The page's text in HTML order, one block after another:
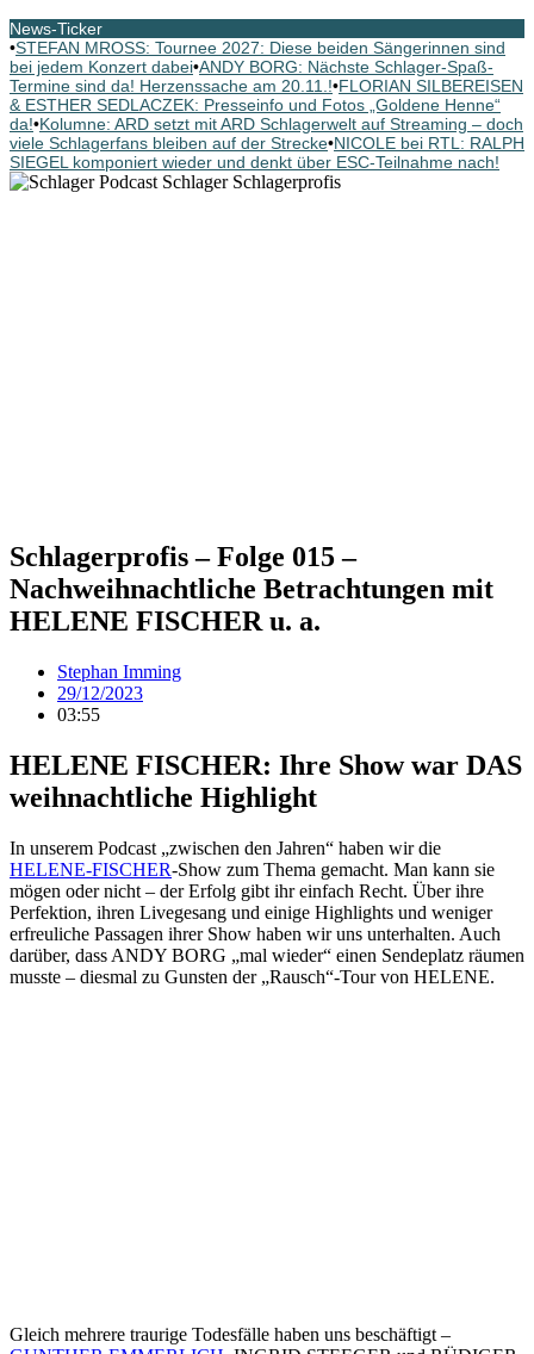
News-Ticker
•STEFAN MROSS: Tournee 2027: Diese beiden Sängerinnen sind
bei jedem Konzert dabei•ANDY BORG: Nächste Schlager-Spaß-
Termine sind da! Herzenssache am 20.11.!•FLORIAN SILBEREISEN
& ESTHER SEDLACZEK: Presseinfo und Fotos „Goldene Henne“
da!•Kolumne: ARD setzt mit ARD Schlagerwelt auf Streaming – doch
viele Schlagerfans bleiben auf der Strecke•NICOLE bei RTL: RALPH
SIEGEL komponiert wieder und denkt über ESC-Teilnahme nach!
Schlagerprofis – Folge 015 –
Nachweihnachtliche Betrachtungen mit
HELENE FISCHER u. a.
Stephan Imming
29/12/2023
03:55
HELENE FISCHER: Ihre Show war DAS
weihnachtliche Highlight
In unserem Podcast „zwischen den Jahren“ haben wir die
HELENE-FISCHER-Show zum Thema gemacht. Man kann sie
mögen oder nicht – der Erfolg gibt ihr einfach Recht. Über ihre
Perfektion, ihren Livegesang und einige Highlights und weniger
erfreuliche Passagen ihrer Show haben wir uns unterhalten. Auch
darüber, dass ANDY BORG „mal wieder“ einen Sendeplatz räumen
musste – diesmal zu Gunsten der „Rausch“-Tour von HELENE.
Gleich mehrere traurige Todesfälle haben uns beschäftigt –